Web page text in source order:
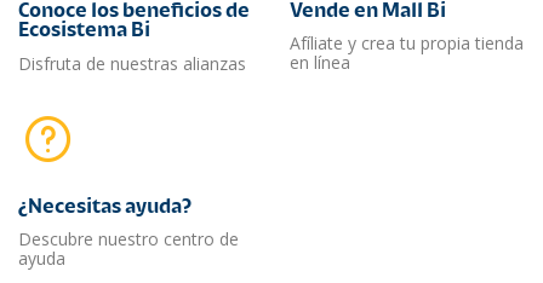
Conoce los beneficios de
Ecosistema Bi
Disfruta de nuestras alianzas
Vende en Mall Bi
Afíliate y crea tu propia tienda
en línea
¿Necesitas ayuda?​
Descubre nuestro centro de
ayuda